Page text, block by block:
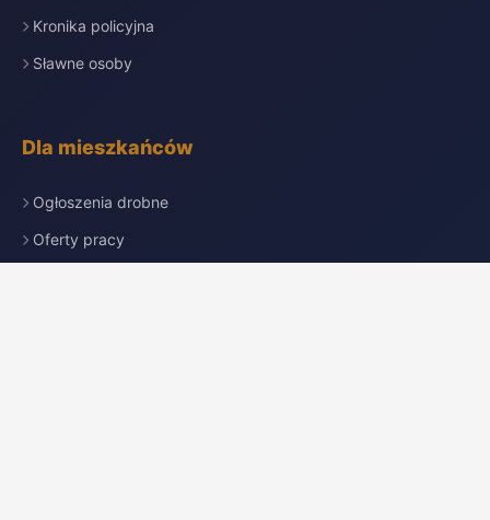
Kronika policyjna
Sławne osoby
Dla mieszkańców
Ogłoszenia drobne
Oferty pracy